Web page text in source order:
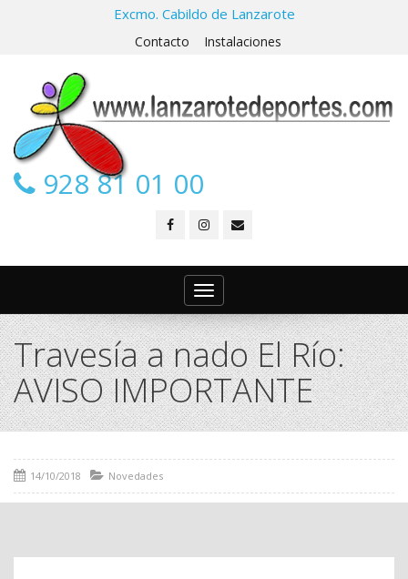
Excmo. Cabildo de Lanzarote
Contacto Instalaciones
928 81 01 00
Toggle
navigation
Travesía a nado El Río:
AVISO IMPORTANTE
14/10/2018 Novedades